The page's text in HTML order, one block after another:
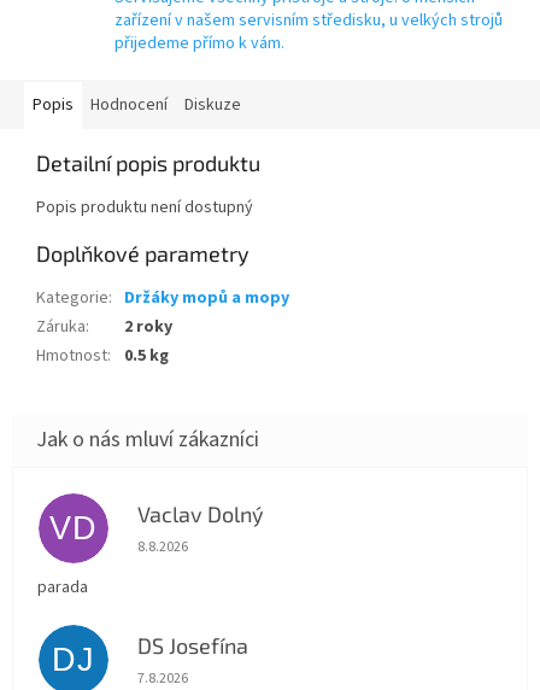
zařízení v našem servisním středisku, u velkých strojů
přijedeme přímo k vám.
Popis Hodnocení Diskuze
Detailní popis produktu
Popis produktu není dostupný
Doplňkové parametry
Kategorie: Držáky mopů a mopy
Záruka:
2 roky
Hmotnost: 0.5 kg
VD Vaclav Dolný
Hodnocení obchodu je 5 z 5 hvězdiček.
8.8.2026
parada
DJ DS Josefína
Hodnocení obchodu je 5 z 5 hvězdiček.
7.8.2026